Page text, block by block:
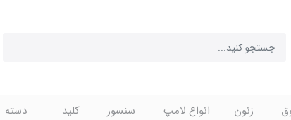
زنون
انواع لامپ
سنسور
کلید
دسته